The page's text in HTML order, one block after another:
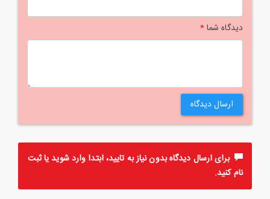
دیدگاه شما*
ارسال دیدگاه
برای ارسال دیدگاه بدون نیاز به تایید، ابتداواردشوید یاثبت
نامکنید.